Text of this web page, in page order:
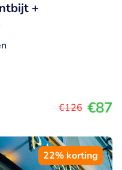
+
€126 €87
22% korting